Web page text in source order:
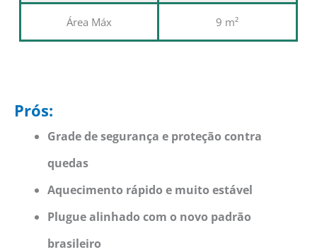
Área Máx 9 m²
Prós:
Grade de segurança e proteção contra
quedas
Aquecimento rápido e muito estável
Plugue alinhado com o novo padrão
brasileiro